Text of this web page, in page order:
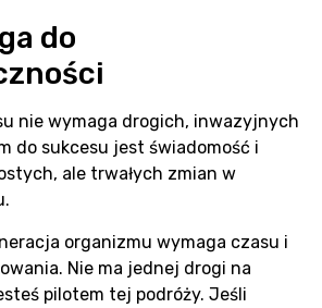
do
nie wymaga drogich, inwazyjnych
do sukcesu jest świadomość i
ale trwałych zmian w
organizmu wymaga czasu i
Nie ma jednej drogi na
pilotem tej podróży. Jeśli